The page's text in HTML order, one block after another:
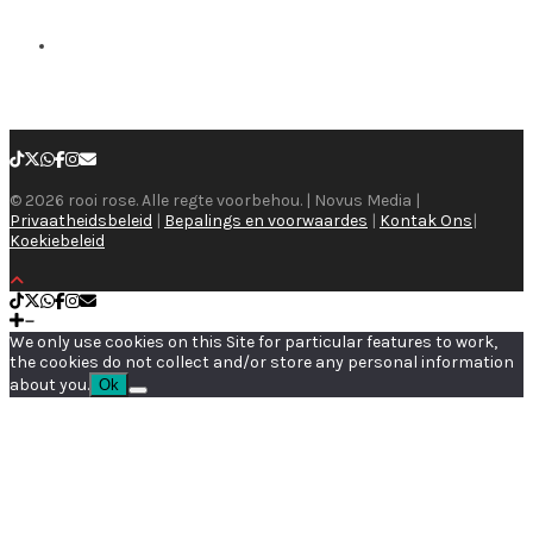
© 2026 rooi rose. Alle regte voorbehou. | Novus Media |
Privaatheidsbeleid | Bepalings en voorwaardes | Kontak Ons|
Koekiebeleid
We only use cookies on this Site for particular features to work,
the cookies do not collect and/or store any personal information
about you. Ok